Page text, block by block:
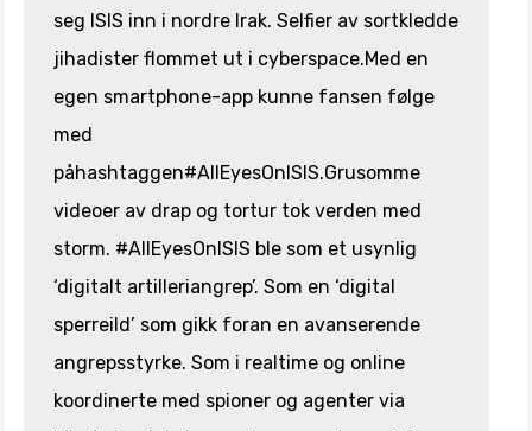
seg ISIS inn i nordre Irak. Selfier av sortkledde
jihadister flommet ut i cyberspace.Med en
egen smartphone-app kunne fansen følge
med
påhashtaggen#AllEyesOnISIS.Grusomme
videoer av drap og tortur tok verden med
storm. #AllEyesOnISIS ble som et usynlig
‘digitalt artilleriangrep’. Som en ‘digital
sperreild’ som gikk foran en avanserende
angrepsstyrke. Som i realtime og online
koordinerte med spioner og agenter via